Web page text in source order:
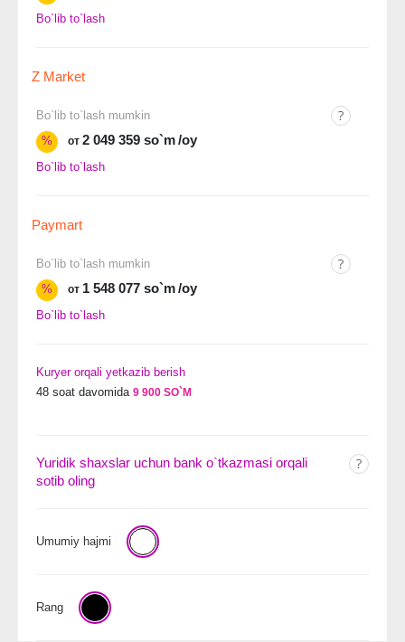
Bo`lib to`lash
Z Market
Bo`lib to`lash mumkin
%
от 2 049 359 so`m/oy
Bo`lib to`lash
Paymart
Bo`lib to`lash mumkin
%
от 1 548 077 so`m/oy
Bo`lib to`lash
Kuryer orqali yetkazib berish
48 soat davomida 9 900 SO`M
Yuridik shaxslar uchun bank o`tkazmasi orqali
sotib oling
Umumiy hajmi
Rang